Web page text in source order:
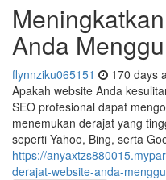
Anda
flynnziku065151 170 days
Apakah website Anda
SEO profesional dapat
menemukan derajat yang
seperti Yahoo, Bing, serta
https://
derajat-website-anda-